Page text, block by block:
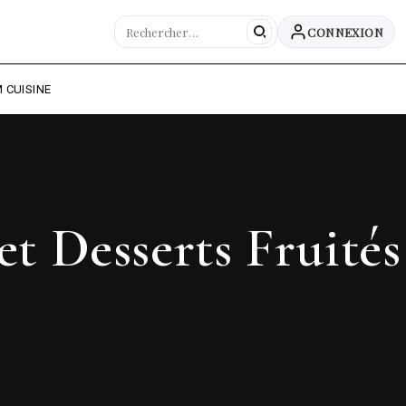
CONNEXION
CUISINE
Desserts Fruités